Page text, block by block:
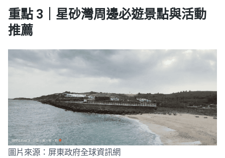
重點 3｜星砂灣周邊必遊景點與活動
推薦
圖片來源：屏東政府全球資訊網